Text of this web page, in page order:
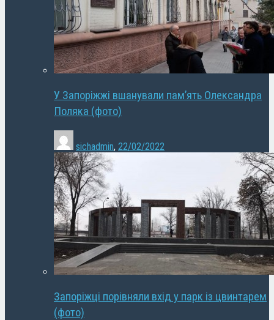
У Запоріжжі вшанували пам’ять Олександра
Поляка (фото)
sichadmin, 22/02/2022
Запоріжці порівняли вхід у парк із цвинтарем
(фото)